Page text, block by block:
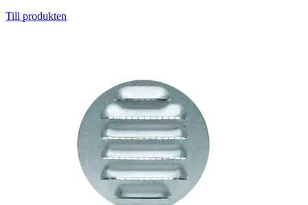
Till produkten